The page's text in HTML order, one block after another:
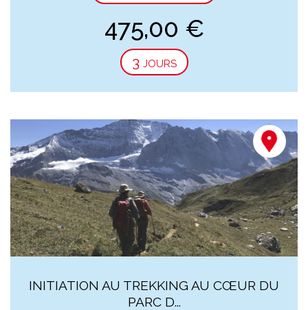
475,00 €
3 jours
INITIATION AU TREKKING AU CŒUR DU
PARC D...